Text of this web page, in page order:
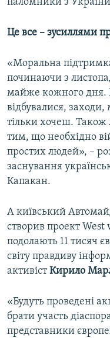
паломники з
Це все – зусиллями
«Моральна
починаючи з
майже кожного дня.
відбувалися,
тільки хочеш.
тим, що необхідно
простих людей», –
заснування
Капакан.
А київський
створив проект West
подолають 11 тисяч
світу правдиву
активістКирило
«Будуть проведені
брати участь
представники